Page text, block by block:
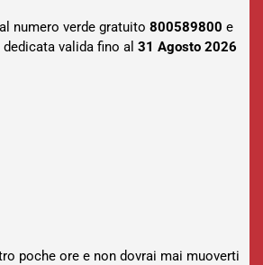
numero verde gratuito 800589800 e
valida fino al 31 Agosto 2026
poche ore e non dovrai mai muoverti